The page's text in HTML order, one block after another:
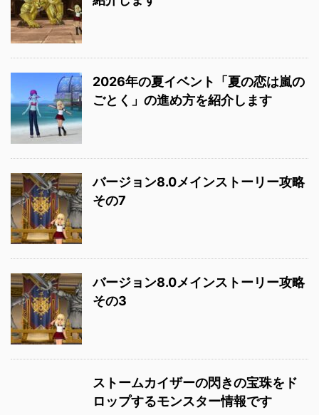
2026年の夏イベント「夏の恋は嵐の
ごとく」の進め方を紹介します
バージョン8.0メインストーリー攻略
その7
バージョン8.0メインストーリー攻略
その3
ストームカイザーの閃きの宝珠をド
ロップするモンスター情報です